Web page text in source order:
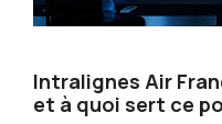
Intralignes Air
et à quoi sert ce